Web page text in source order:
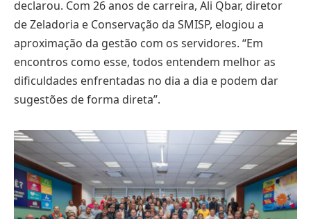
declarou. Com 26 anos de carreira, Ali Qbar, diretor
de Zeladoria e Conservação da SMISP, elogiou a
aproximação da gestão com os servidores. “Em
encontros como esse, todos entendem melhor as
dificuldades enfrentadas no dia a dia e podem dar
sugestões de forma direta”.